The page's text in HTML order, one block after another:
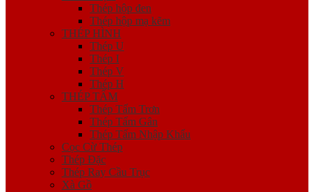
Thép hộp đen
Thép hộp mạ kẽm
THÉP HÌNH
Thép U
Thép I
Thép V
Thép H
THÉP TẤM
Thép Tấm Trơn
Thép Tấm Gân
Thép Tấm Nhập Khẩu
Cọc Cừ Thép
Thép Đặc
Thép Ray Cầu Trục
Xà Gồ